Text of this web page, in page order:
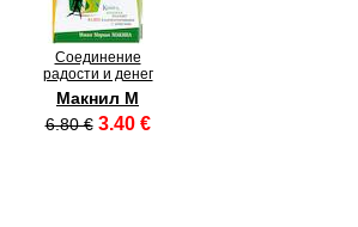
Соединение
радости и денег
Макнил М
6.80 € 3.40 €